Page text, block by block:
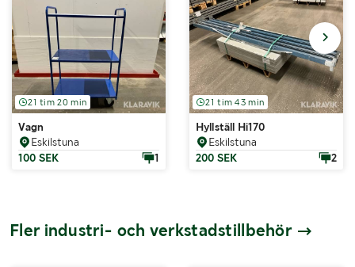
21 tim 20 min
Vagn
Eskilstuna
100 SEK
1
21 tim 43 min
Hyllställ Hi170
Eskilstuna
200 SEK
2
Fler industri- och verkstadstillbehör